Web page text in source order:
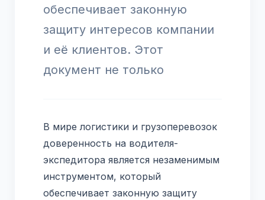
обеспечивает законную
защиту интересов компании
и её клиентов. Этот
документ не только
В мире логистики и грузоперевозок
доверенность на водителя-
экспедитора является незаменимым
инструментом, который
обеспечивает законную защиту